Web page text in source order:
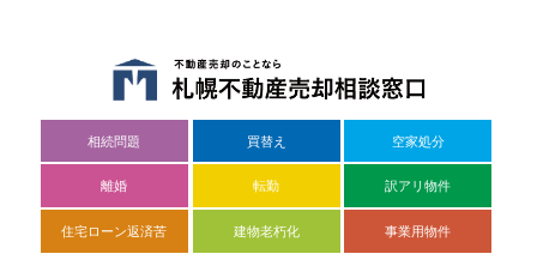
相続問題 買替え 空家処分
離婚 転勤 訳アリ物件
住宅ローン返済苦 建物老朽化 事業用物件